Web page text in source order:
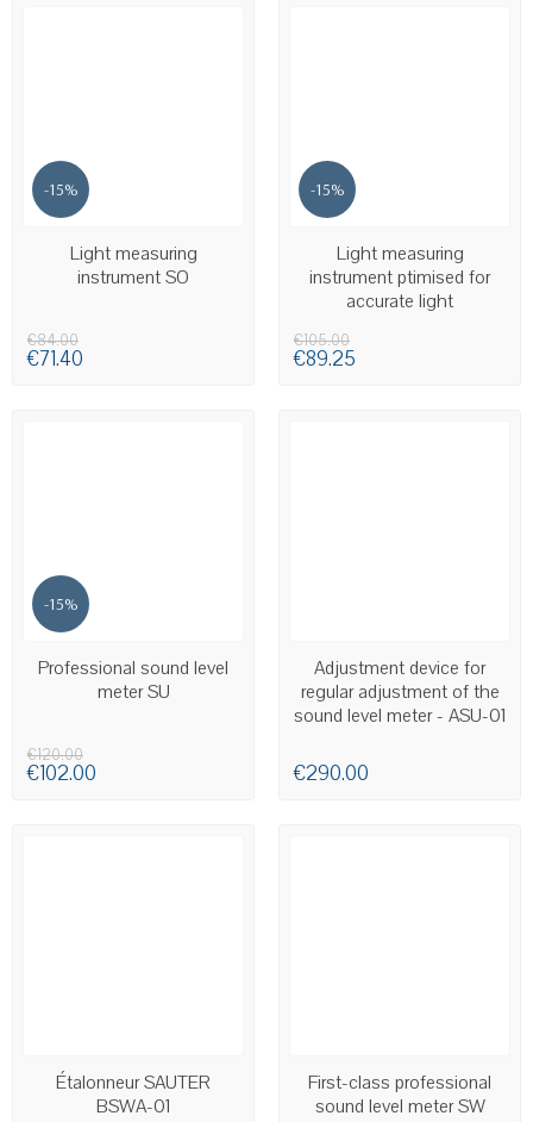
-15%
AVAILABLE
Light measuring
instrument SO
€84.00
€71.40
-15%
AVAILABLE
Light measuring
instrument ptimised for
accurate light
€105.00
€89.25
-15%
AVAILABLE
Professional sound level
meter SU
€120.00
€102.00
AVAILABLE
Adjustment device for
regular adjustment of the
sound level meter - ASU-01
€290.00
AVAILABLE
Étalonneur SAUTER
BSWA-01
AVAILABLE
First-class professional
sound level meter SW